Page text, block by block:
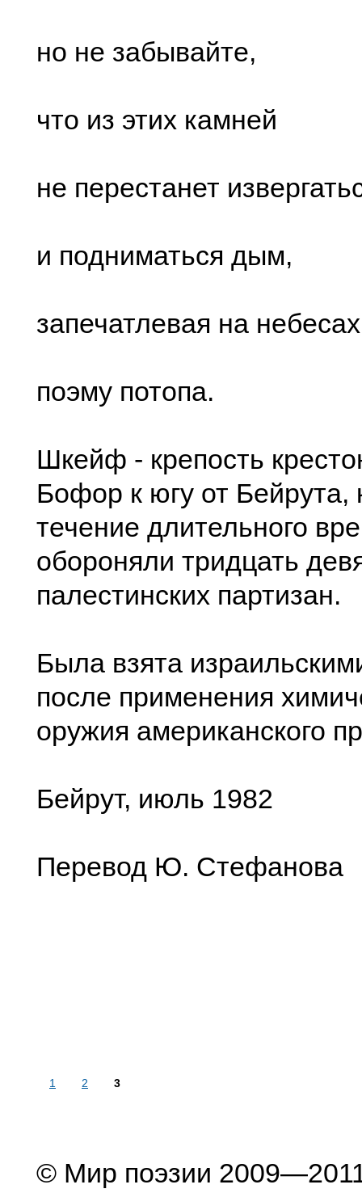
но не забывайте,
что из этих камней
не перестанет
и подниматься дым,
запечатлевая на небесах
поэму потопа.
Шкейф - крепость
Бофор к югу от Бейрута,
течение длительного
обороняли тридцать
палестинских партизан.
Была взята
после применения
оружия американского
Бейрут, июль 1982
Перевод Ю. Стефанова
1 2 3
© Мир поэзии